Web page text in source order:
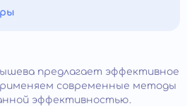
предлагает эффективное
современные методы
эффективностью.